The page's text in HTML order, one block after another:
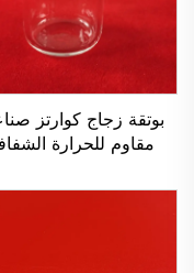
بوتقة زجاج كوارتز
مقاوم للحرارة